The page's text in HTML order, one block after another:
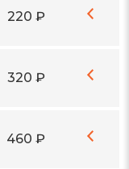
220 ₽
320 ₽
460 ₽